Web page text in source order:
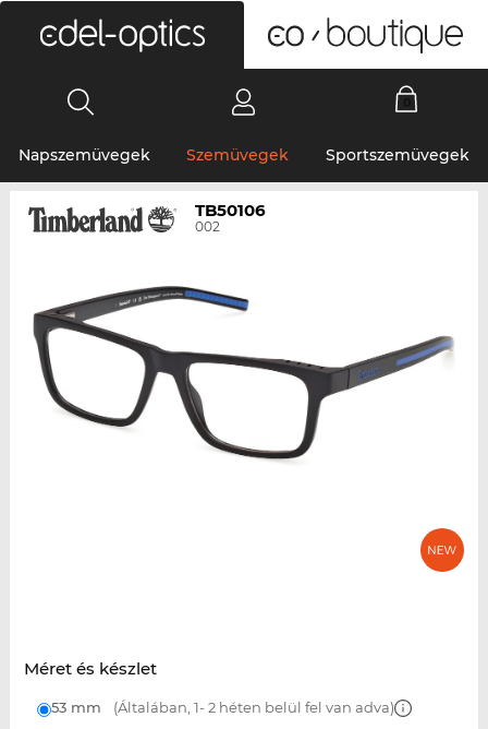
Napszemüvegek Szemüvegek Sportszemüvegek
TB50106
002
Méret és készlet
53 mm (Általában, 1- 2 héten belül fel van adva)